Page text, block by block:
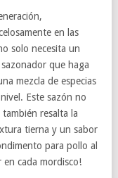
en las
solo necesita un
que haga
mezcla de especias
Este sazón no
resalta la
tierna y un sabor
para pollo al
cada mordisco!